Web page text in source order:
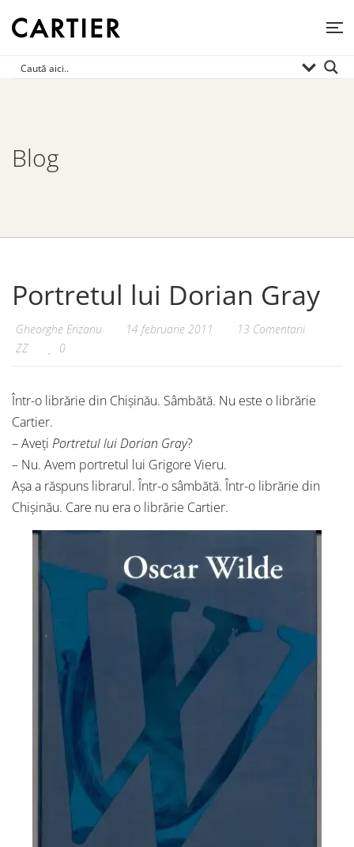
Blog
Portretul lui Dorian Gray
Gheorghe Erizanu 14 februarie 2011
13 Comentarii
ZZ
0
Într-o librărie din Chișinău. Sâmbătă. Nu este o librărie
Cartier.
– Aveți Portretul lui Dorian Gray?
– Nu. Avem portretul lui Grigore Vieru.
Așa a răspuns librarul. Într-o sâmbătă. Într-o librărie din
Chișinău. Care nu era o librărie Cartier.